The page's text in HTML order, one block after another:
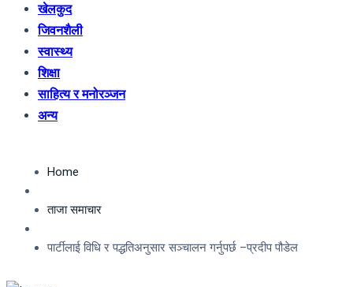
खेलकुद
जिवनशैली
स्वास्थ्य
शिक्षा
साहित्य र मनोरञ्जन
अन्य
Home
ताजा समाचार
पार्टीलाई विधि र पद्धतिअनुसार सञ्चालन गर्नुपर्छ –प्रदीप पौडेल